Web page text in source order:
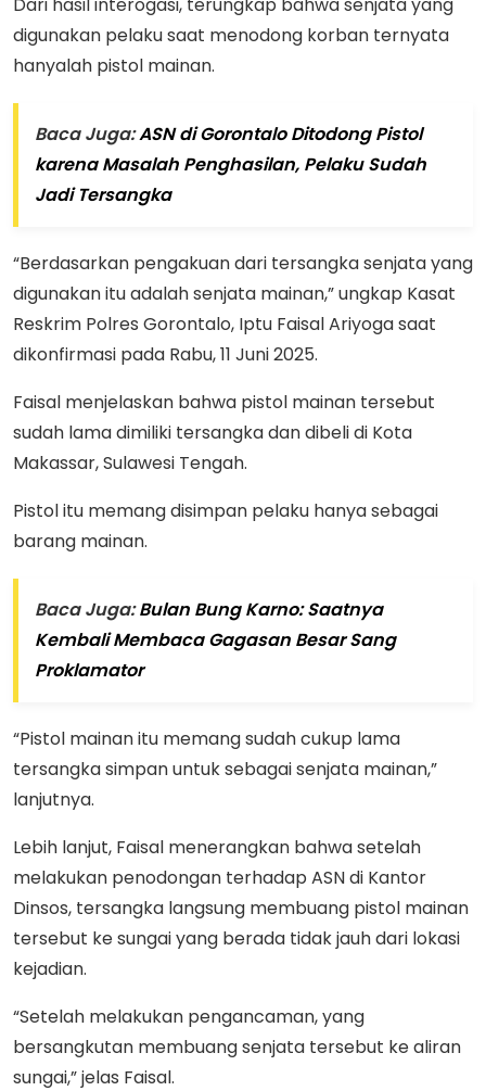
digunakan pelaku saat menodong korban ternyata
hanyalah pistol mainan.
Baca Juga:ASN di Gorontalo Ditodong Pistol
karena Masalah Penghasilan, Pelaku Sudah
Jadi Tersangka
“Berdasarkan pengakuan dari tersangka senjata yang
digunakan itu adalah senjata mainan,” ungkap Kasat
Reskrim Polres Gorontalo, Iptu Faisal Ariyoga saat
dikonfirmasi pada Rabu, 11 Juni 2025.
Faisal menjelaskan bahwa pistol mainan tersebut
sudah lama dimiliki tersangka dan dibeli di Kota
Makassar, Sulawesi Tengah.
Pistol itu memang disimpan pelaku hanya sebagai
barang mainan.
Baca Juga:Bulan Bung Karno: Saatnya
Kembali Membaca Gagasan Besar Sang
Proklamator
“Pistol mainan itu memang sudah cukup lama
tersangka simpan untuk sebagai senjata mainan,”
lanjutnya.
Lebih lanjut, Faisal menerangkan bahwa setelah
melakukan penodongan terhadap ASN di Kantor
Dinsos, tersangka langsung membuang pistol mainan
tersebut ke sungai yang berada tidak jauh dari lokasi
kejadian.
“Setelah melakukan pengancaman, yang
bersangkutan membuang senjata tersebut ke aliran
sungai,” jelas Faisal.